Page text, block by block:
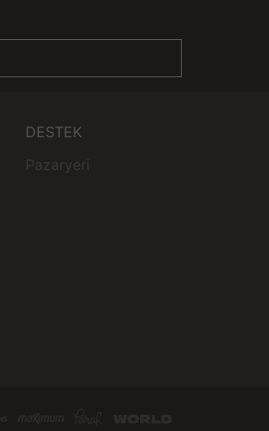
DESTEK
Pazaryeri